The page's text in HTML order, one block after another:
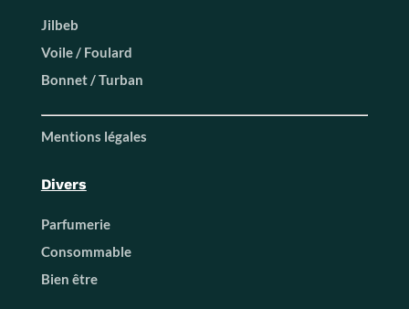
Jilbeb
Voile / Foulard
Bonnet / Turban
Mentions légales
Divers
Parfumerie
Consommable
Bien être